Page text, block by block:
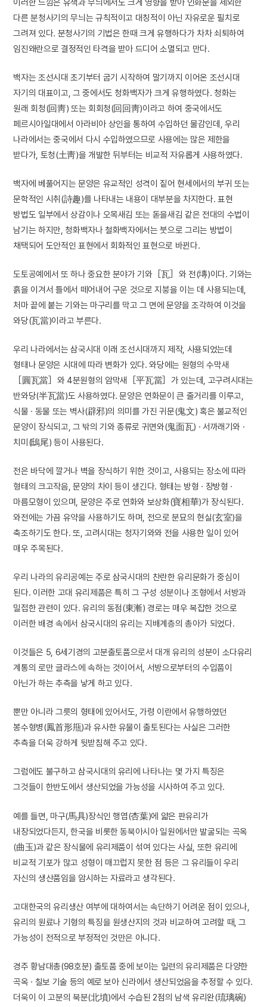
이러한 느낌은 유색과 무늬에서도 크게 영향을 받아 인화문을 제외한
다른 분청사기의 무늬는 규칙적이고 대칭적이 아닌 자유로운 필치로
그려져 있다. 분청사기의 기법은 한때 크게 유행하다가 차차 쇠퇴하여
임진왜란으로 결정적인 타격을 받아 드디어 소멸되고 만다.
백자는 조선시대 초기부터 굽기 시작하여 말기까지 이어온 조선시대
자기의 대표이고, 그 중에서도 청화백자가 크게 유행하였다. 청화는
원래 회청(回靑) 또는 회회청(回回靑)이라고 하여 중국에서도
페르시아일대에서 아라비아 상인을 통하여 수입하던 물감인데, 우리
나라에서는 중국에서 다시 수입하였으므로 사용에는 많은 제한을
받다가, 토청(土靑)을 개발한 뒤부터는 비교적 자유롭게 사용하였다.
백자에 베풀어지는 문양은 유교적인 성격이 짙어 현세에서의 부귀 또는
문학적인 시취(詩趣)를 나타내는 내용이 대부분을 차지한다. 표현
방법도 일부에서 상감이나 오목새김 또는 돋을새김 같은 전대의 수법이
남기는 하지만, 청화백자나 철화백자에서는 붓으로 그리는 방법이
채택되어 도안적인 표현에서 회화적인 표현으로 바뀐다.
도토공예에서 또 하나 중요한 분야가 기와［瓦］와 전(塼)이다. 기와는
흙을 이겨서 틀에서 떼어내어 구운 것으로 지붕을 이는 데 사용되는데,
처마 끝에 붙는 기와는 마구리를 막고 그 면에 문양을 조각하여 이것을
와당(瓦當)이라고 부른다.
우리 나라에서는 삼국시대 이래 조선시대까지 제작, 사용되었는데
형태나 문양은 시대에 따라 변화가 있다. 와당에는 원형의 수막새
［圓瓦當］와 4분원형의 암막새［平瓦當］가 있는데, 고구려시대는
반와당(半瓦當)도 사용하였다. 문양은 연화문이 큰 줄거리를 이루고,
식물 · 동물 또는 벽사(辟邪)의 의미를 가진 귀문(鬼文) 혹은 불교적인
문양이 장식되고, 그 밖의 기와 종류로 귀면와(鬼面瓦) · 서까래기와 ·
치미(鴟尾) 등이 사용된다.
전은 바닥에 깔거나 벽을 장식하기 위한 것이고, 사용되는 장소에 따라
형태의 크고작음, 문양의 차이 등이 생긴다. 형태는 방형 · 장방형 ·
마름모형이 있으며, 문양은 주로 연화와 보상화(寶相華)가 장식된다.
와전에는 가끔 유약을 사용하기도 하며, 전으로 분묘의 현실(玄室)을
축조하기도 한다. 또, 고려시대는 청자기와와 전을 사용한 일이 있어
매우 주목된다.
우리 나라의 유리공예는 주로 삼국시대의 찬란한 유리문화가 중심이
된다. 이러한 고대 유리제품은 특히 그 구성 성분이나 조형에서 서방과
밀접한 관련이 있다. 유리의 동점(東漸) 경로는 매우 복잡한 것으로
이러한 배경 속에서 삼국시대의 유리는 지배계층의 총아가 되었다.
이것들은 5, 6세기경의 고분출토품으로서 대개 유리의 성분이 소다유리
계통의 로만 글라스에 속하는 것이어서, 서방으로부터의 수입품이
아닌가 하는 추측을 낳게 하고 있다.
뿐만 아니라 그릇의 형태에 있어서도, 가령 이란에서 유행하였던
봉수형병(鳳首形甁)과 유사한 유물이 출토된다는 사실은 그러한
추측을 더욱 강하게 뒷받침해 주고 있다.
그럼에도 불구하고 삼국시대의 유리에 나타나는 몇 가지 특징은
그것들이 한반도에서 생산되었을 가능성을 시사하여 주고 있다.
예를 들면, 마구(馬具)장식인 행엽(杏葉)에 얇은 판유리가
내장되었다든지, 한국을 비롯한 동북아시아 일원에서만 발굴되는 곡옥
(曲玉)과 같은 장식물에 유리제품이 섞여 있다는 사실, 또한 유리에
비교적 기포가 많고 성형이 매끄럽지 못한 점 등은 그 유리들이 우리
자신의 생산품임을 암시하는 자료라고 생각된다.
고대한국의 유리생산 여부에 대하여서는 속단하기 어려운 점이 있으나,
유리의 원료나 기형의 특징을 원생산지의 것과 비교하여 고려할 때, 그
가능성이 전적으로 부정적인 것만은 아니다.
경주 황남대총(98호분) 출토품 중에 보이는 일련의 유리제품은 다양한
곡옥 · 칠보 기술 등의 예로 보아 신라에서 생산되었음을 추정할 수 있다.
더욱이 이 고분의 북분(北墳)에서 수습된 2점의 남색 유리완(琉璃碗)